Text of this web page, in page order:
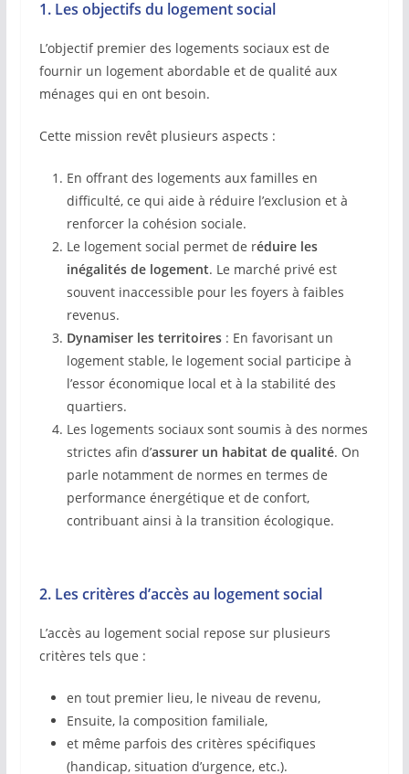
1. Les objectifs du logement social
L’objectif premier des logements sociaux est de
fournir un logement abordable et de qualité aux
ménages qui en ont besoin.
Cette mission revêt plusieurs aspects :
En offrant des logements aux familles en
difficulté, ce qui aide à réduire l’exclusion et à
renforcer la cohésion sociale.
Le logement social permet de réduire les
inégalités de logement. Le marché privé est
souvent inaccessible pour les foyers à faibles
revenus.
Dynamiser les territoires: En favorisant un
logement stable, le logement social participe à
l’essor économique local et à la stabilité des
quartiers.
Les logements sociaux sont soumis à des normes
strictes afin d’assurer un habitat de qualité. On
parle notamment de normes en termes de
performance énergétique et de confort,
contribuant ainsi à la transition écologique.
2. Les critères d’accès au logement social
L’accès au logement social repose sur plusieurs
critères tels que :
en tout premier lieu, le niveau de revenu,
Ensuite, la composition familiale,
et même parfois des critères spécifiques
(handicap, situation d’urgence, etc.).